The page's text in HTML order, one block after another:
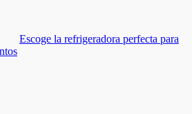
Escoge la refrigeradora perfecta para